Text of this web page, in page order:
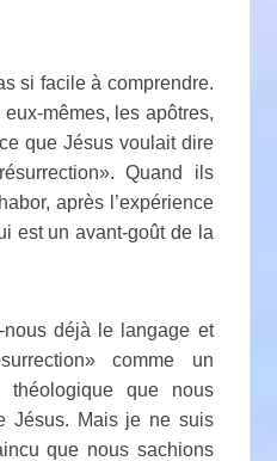
si facile à comprendre.
mêmes, les apôtres,
que Jésus voulait dire
Quand ils
après l’expérience
est un avant-goût de la
nous déjà le langage et
comme un
théologique que nous
Jésus. Mais je ne suis
que nous sachions